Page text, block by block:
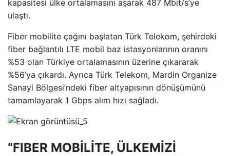
kapasitesi ülke ortalamasını aşarak 487 Mbit/s’ye
ulaştı.
Fiber mobilite çağını başlatan Türk Telekom, şehirdeki
fiber bağlantılı LTE mobil baz istasyonlarının oranını
%53 olan Türkiye ortalamasının üzerine çıkararak
%56’ya çıkardı. Ayrıca Türk Telekom, Mardin Organize
Sanayi Bölgesi’ndeki fiber altyapısının dönüşümünü
tamamlayarak 1 Gbps alım hızı sağladı.
“FIBER MOBİLİTE, ÜLKEMİZİ